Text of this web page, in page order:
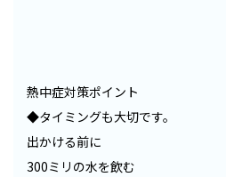
熱中症対策ポイント
◆タイミングも大切です。
出かける前に
300ミリの水を飲む